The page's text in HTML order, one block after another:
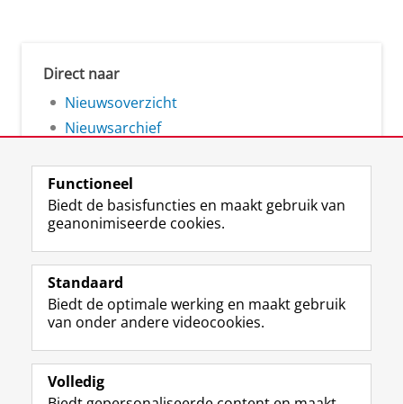
Direct naar
Nieuwsoverzicht
Nieuwsarchief
Volg de RUG
F
a
e
b
o
p
L
i
k
e
I
-
R
S
-
f
e
R
I
n
t
r
m
Y
o
T
e
k
Studiekiezers
Alumni
Functioneel
Biedt de basisfuncties en maakt gebruik van
geanonimiseerde cookies.
Standaard
Biedt de optimale werking en maakt gebruik
van onder andere videocookies.
Volledig